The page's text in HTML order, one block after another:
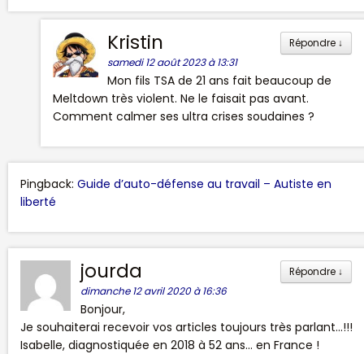
Répondre ↓
Kristin
samedi 12 août 2023 à 13:31
Mon fils TSA de 21 ans fait beaucoup de
Meltdown très violent. Ne le faisait pas avant.
Comment calmer ses ultra crises soudaines ?
Pingback: Guide d’auto-défense au travail – Autiste en
liberté
Répondre ↓
jourda
dimanche 12 avril 2020 à 16:36
Bonjour,
Je souhaiterai recevoir vos articles toujours très parlant…!!!
Isabelle, diagnostiquée en 2018 à 52 ans… en France !